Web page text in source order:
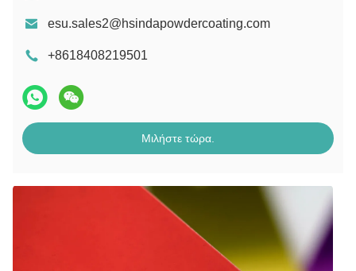
esu.sales2@hsindapowdercoating.com
+8618408219501
Μιλήστε τώρα.